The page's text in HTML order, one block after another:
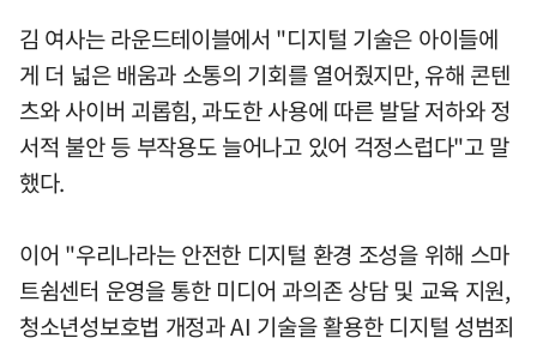
김 여사는 라운드테이블에서 "디지털 기술은 아이들에
게 더 넓은 배움과 소통의 기회를 열어줬지만, 유해 콘텐
츠와 사이버 괴롭힘, 과도한 사용에 따른 발달 저하와 정
서적 불안 등 부작용도 늘어나고 있어 걱정스럽다"고 말
했다.
이어 "우리나라는 안전한 디지털 환경 조성을 위해 스마
트쉼센터 운영을 통한 미디어 과의존 상담 및 교육 지원,
청소년성보호법 개정과 AI 기술을 활용한 디지털 성범죄